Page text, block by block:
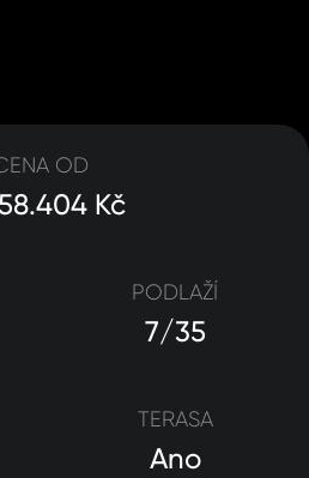
PODLAŽÍ
7/35
TERASA
Ano
OD
Kč